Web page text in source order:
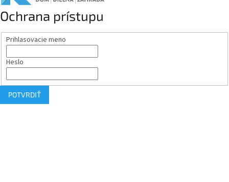
Ochrana prístupu
Prihlasovacie meno
Heslo
POTVRDIŤ